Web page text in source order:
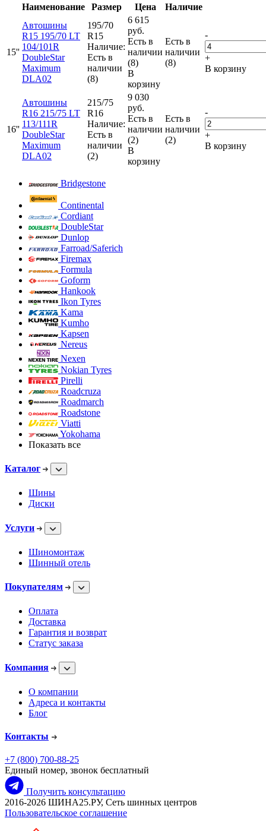
Наименование
Размер Цена Наличие
15''
Автошины
R15 195/70 LT
104/101R
DoubleStar
Maximum
DLA02
195/70
R15
Наличие:
Есть в
наличии
(8)
6 615
руб.
Есть в
наличии
(8)
В
корзину
Есть в
наличии
(8)
-
+
В корзину
16''
Автошины
R16 215/75 LT
113/111R
DoubleStar
Maximum
DLA02
215/75
R16
Наличие:
Есть в
наличии
(2)
9 030
руб.
Есть в
наличии
(2)
В
корзину
Есть в
наличии
(2)
-
+
В корзину
Bridgestone
Continental
Cordiant
DoubleStar
Dunlop
Farroad/Saferich
Firemax
Formula
Goform
Hankook
Ikon Tyres
Kama
Kumho
Kapsen
Nereus
Nexen
Nokian Tyres
Pirelli
Roadcruza
Roadmarch
Roadstone
Viatti
Yokohama
Показать все
Каталог
Шины
Диски
Услуги
Шиномонтаж
Шинный отель
Покупателям
Оплата
Доставка
Гарантия и возврат
Статус заказа
Компания
О компании
Адреса и контакты
Блог
Контакты
+7 (800) 700-88-25
Единый номер, звонок бесплатный
Получить консультацию
2016-2026 ШИНА25.РУ, Сеть шинных центров
Пользовательское соглашение